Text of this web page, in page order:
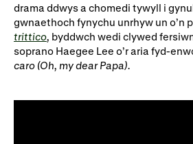
Amdanom ni
Ein hanes
Gyrfaoedd WNO
drama ddwys a chomedi tywyll i
gwnaethoch fynychu unrhyw un o’n
trittico, byddwch wedi clywed
soprano Haegee Lee o’r aria fyd-
caro (Oh, my dear Papa).